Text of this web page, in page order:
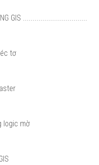
GIS .................................
tơ
logic mờ